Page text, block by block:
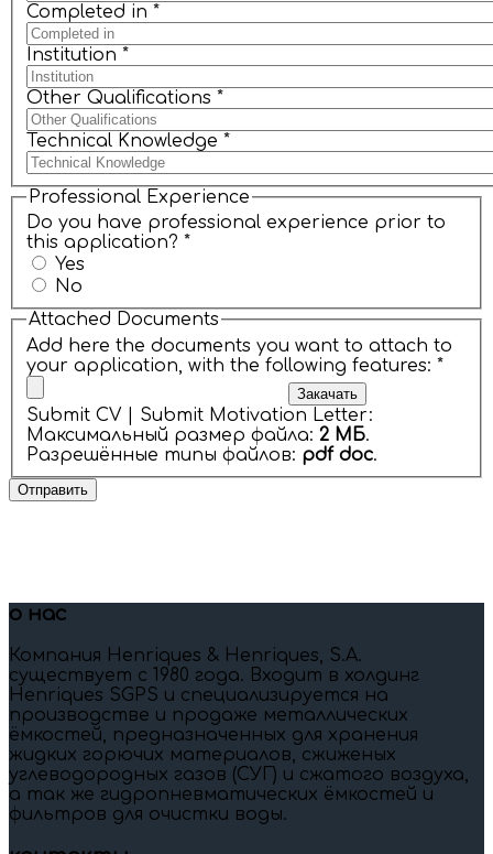
Completed in *
Institution *
Other Qualifications *
Technical Knowledge *
Professional Experience
Do you have professional experience prior to
this application? *
Yes
No
Attached Documents
Add here the documents you want to attach to
your application, with the following features: *
Submit CV | Submit Motivation Letter:
Максимальный размер файла: 2 МБ.
Разрешённые типы файлов: pdf doc.
о нас
Компания Henriques & Henriques, S.A.
существует c 1980 года. Входит в холдинг
Henriques SGPS и специализируется на
производстве и продаже металлических
ёмкостей, предназначенных для хранения
жидких горючих материалов, сжиженых
углеводородных газов (СУГ) и сжатого воздуха,
а так же гидропневматических ёмкостей и
фильтров для очистки воды.